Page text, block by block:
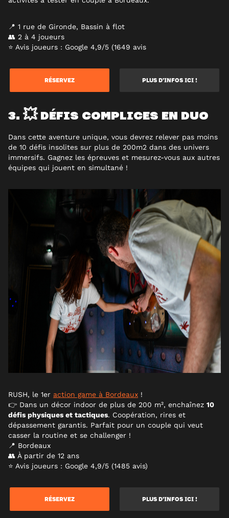
📍 1 rue de Gironde, Bassin à flot
👥 2 à 4 joueurs
⭐ Avis joueurs : Google 4,9/5 (1649 avis
RÉSERVEZ PLUS D’INFOS ICI !
3. 💥 DÉFIS COMPLICES EN DUO
Dans cette aventure unique, vous devrez relever pas moins
de 10 défis insolites sur plus de 200m2 dans des univers
immersifs. Gagnez les épreuves et mesurez-vous aux autres
équipes qui jouent en simultané !
RUSH, le 1er action game à Bordeaux !
👉 Dans un décor indoor de plus de 200 m², enchaînez 10
défis physiques et tactiques. Coopération, rires et
dépassement garantis. Parfait pour un couple qui veut
casser la routine et se challenger !
📍 Bordeaux
👥 À partir de 12 ans
⭐ Avis joueurs : Google 4,9/5 (1485 avis)
RÉSERVEZ PLUS D’INFOS ICI !